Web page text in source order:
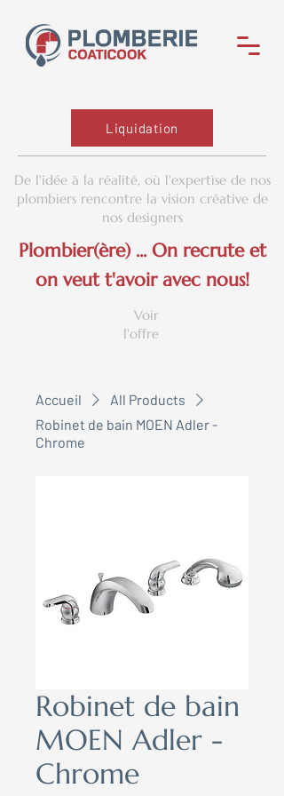
Liquidation
De l'idée à la réalité, où l'expertise de nos
plombiers rencontre la vision créative de
nos designers
Plombier(ère) ... On recrute et
on veut t'avoir avec nous!
Voir
l'offre
Accueil
All Products
Robinet de bain MOEN Adler -
Chrome
Robinet de bain
MOEN Adler -
Chrome